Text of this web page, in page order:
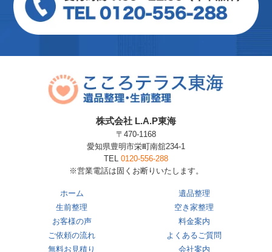
株式会社 L.A.P東海
〒470-1168
愛知県豊明市栄町南舘234-1
TEL 0120-556-288
※営業電話は固くお断りいたします。
ホーム
遺品整理
生前整理
空き家整理
お客様の声
料金案内
ご依頼の流れ
よくあるご質問
無料お見積り
会社案内